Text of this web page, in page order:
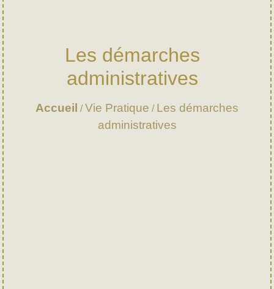
Les démarches
administratives
Accueil /Vie Pratique / Les démarches
administratives